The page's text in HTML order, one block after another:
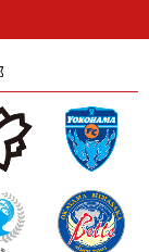
人の星
愛媛Ｌ